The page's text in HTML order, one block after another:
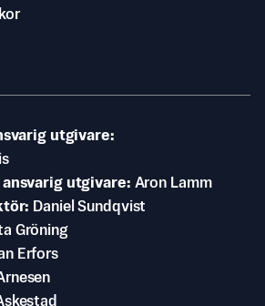
utgivare
utgivare Aron Lamm
Daniel Sundqvist
Gröning
Erfors